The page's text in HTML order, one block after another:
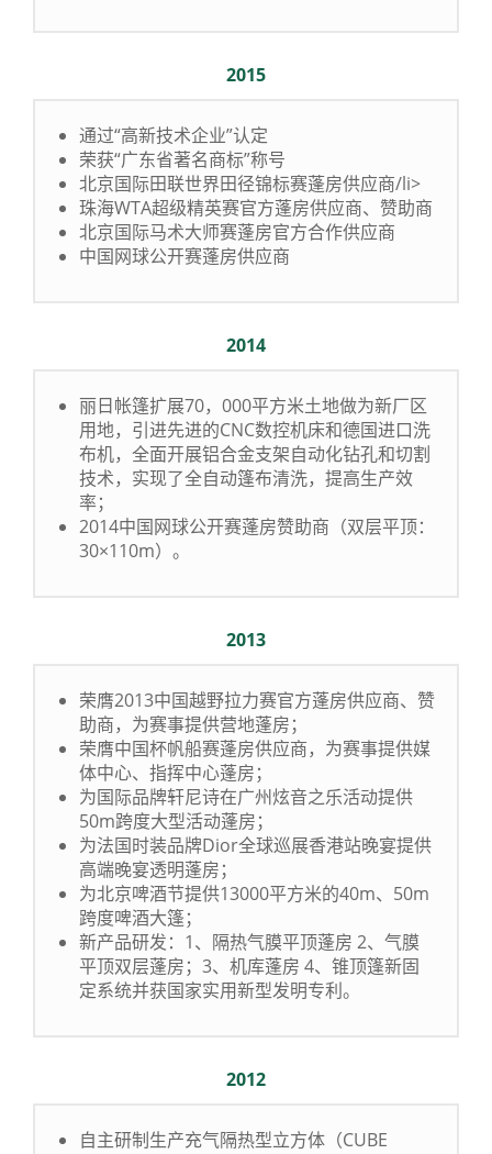
2015
通过“高新技术企业”认定
荣获“广东省著名商标”称号
北京国际田联世界田径锦标赛蓬房供应商/li>
珠海WTA超级精英赛官方蓬房供应商、赞助商
北京国际马术大师赛蓬房官方合作供应商
中国网球公开赛蓬房供应商
2014
丽日帐篷扩展70，000平方米土地做为新厂区
用地，引进先进的CNC数控机床和德国进口洗
布机，全面开展铝合金支架自动化钻孔和切割
技术，实现了全自动篷布清洗，提高生产效
率；
2014中国网球公开赛蓬房赞助商（双层平顶：
30×110m）。
2013
荣膺2013中国越野拉力赛官方蓬房供应商、赞
助商，为赛事提供营地蓬房；
荣膺中国杯帆船赛蓬房供应商，为赛事提供媒
体中心、指挥中心蓬房；
为国际品牌轩尼诗在广州炫音之乐活动提供
50m跨度大型活动蓬房；
为法国时装品牌Dior全球巡展香港站晚宴提供
高端晚宴透明蓬房；
为北京啤酒节提供13000平方米的40m、50m
跨度啤酒大篷；
新产品研发：1、隔热气膜平顶蓬房 2、气膜
平顶双层蓬房；3、机库蓬房 4、锥顶篷新固
定系统并获国家实用新型发明专利。
2012
自主研制生产充气隔热型立方体（CUBE